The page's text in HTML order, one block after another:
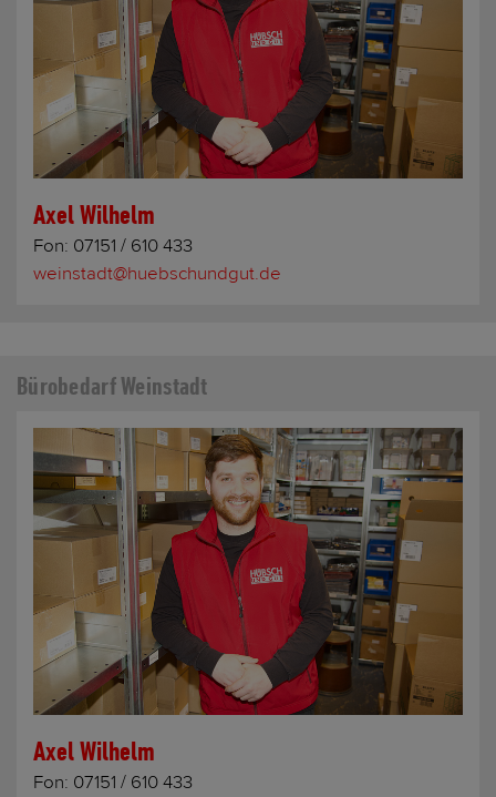
Axel Wilhelm
Fon: 07151 / 610 433
weinstadt@huebschundgut.de
Bürobedarf Weinstadt
Axel Wilhelm
Fon: 07151 / 610 433